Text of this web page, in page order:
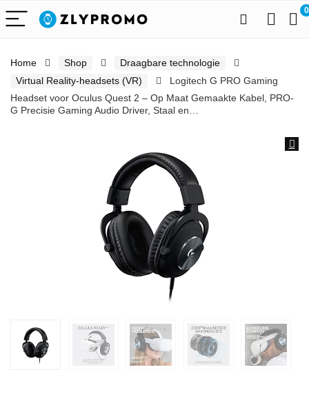
0
Home Shop
Draagbare technologie
Virtual Reality-headsets (VR)
Logitech G PRO Gaming
Headset voor Oculus Quest 2 – Op Maat Gemaakte Kabel, PRO-
G Precisie Gaming Audio Driver, Staal en…